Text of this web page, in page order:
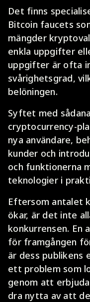
Det finns
Bitcoin faucets
mängder
enkla uppgifter
uppgifter är ofta
svårighetsgrad,
belöningen.
Syftet med
cryptocurrency-
nya användare,
kunder och
och funktionerna
teknologier i
Eftersom antalet
ökar, är det inte
konkurrensen. En
för framgången
är dess publikens
ett problem som
genom att
dra nytta av att